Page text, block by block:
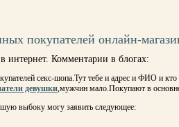
покупателей онлайн-
интернет. Комментарии в блогах:
секс-шопа.Тут тебе и адрес и ФИО и
девушки,мужчин мало.Покупают в
выбоку могу заявить следующее: